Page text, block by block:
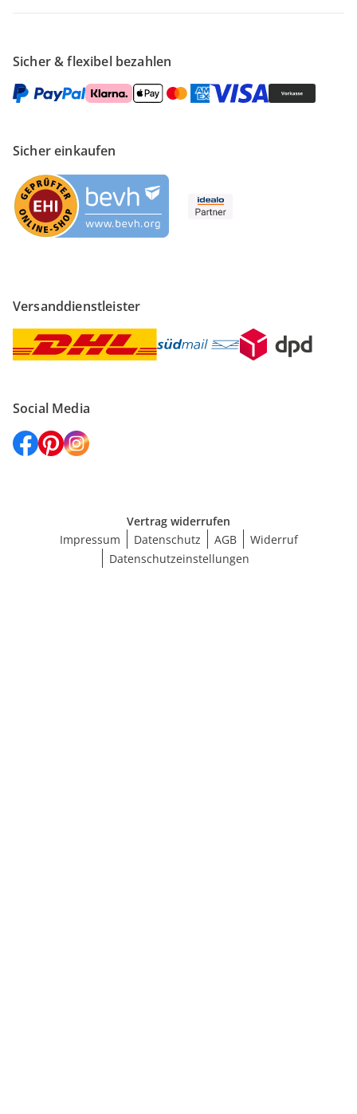
Sicher & flexibel bezahlen
Sicher einkaufen
Versanddienstleister
Social Media
Vertrag widerrufen
Impressum
Datenschutz AGB
Widerruf
Datenschutzeinstellungen